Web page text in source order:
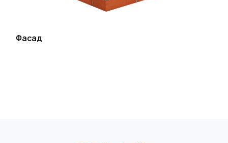
Фасад